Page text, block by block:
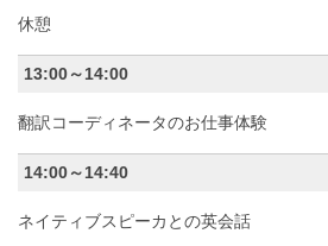
休憩
13:00～14:00
翻訳コーディネータのお仕事体験
14:00～14:40
ネイティブスピーカとの英会話